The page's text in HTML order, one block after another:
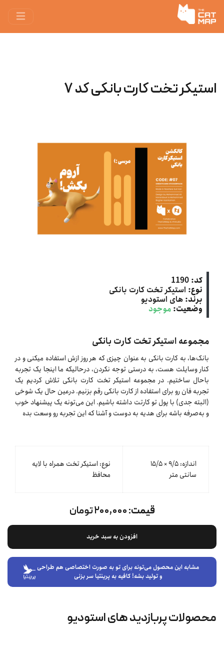
استیکر تخت کارت بانکی کد ۷
کد: 1190
نوع: استیکر تخت کارت بانکی
برند: های استودیو
وضعیت: موجود
مجموعه استیکر تخت کارت بانکی
بانک‌ها، به کارت بانکی به عنوان چیزی که هر روز ازش استفاده میکنی و در
کنار وسایلت هست، به درستی توجه نکردن، درحالیکه ما اینجا یک تجربه
باحال ساختیم. در مجموعه استیکر تخت کارت بانکی تلاش کردیم یک
تجربه فان رو برای استفاده از کارت بانکی رقم بزنیم. درعین حال یک شوخی
(البته جدی) با پول تو کارتت داشته باشیم. این می‌تونه یک پیشنهاد خوب
و به‌صرفه باشه برای هدیه به دوست و آشنا که این تجربه رو وسعت بده
اندازه: ۹/۵ × ۱۵/۵
سانتی متر
نوع: استیکر تخت همراه با لایه
محافظ
قیمت:۲۰۰,۰۰۰ تومان
افزودن به سبد خرید
مشابه این محصول می‌تونه برای تو به صورت اختصاصی هم طراحی
و تولید بشه! کافیه به پرینتیا سر بزنی
محصولات پربازدید های استودیو